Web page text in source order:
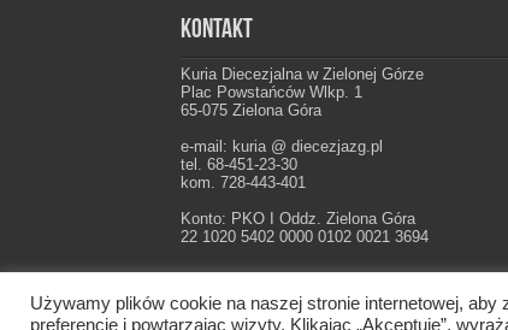
Kontakt
Kuria Diecezjalna w Zielonej Górze
Plac Powstańców Wlkp. 1
65-075 Zielona Góra
e-mail: kuria @ diecezjazg.pl
tel. 68-451-23-30
kom. 728-443-401
Konto: PKO I Oddz. Zielona Góra
22 1020 5402 0000 0102 0021 3694
Oficjalna strona Diecezji Zielonogórsko-
Używamy plików cookie na naszej stronie internetowej,
preferencje i powtarzając wizyty. Klikając „Akceptuję”,